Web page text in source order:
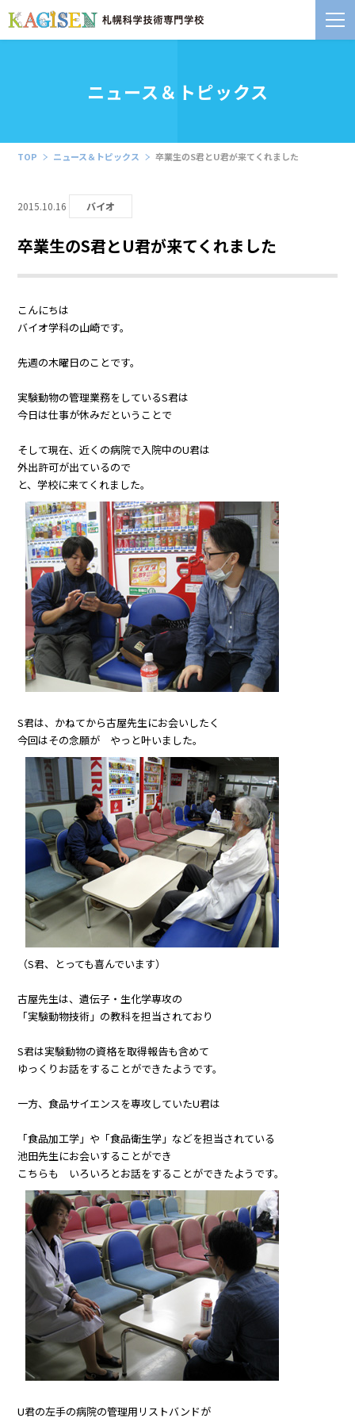
ニュース＆トピックス
TOP ニュース＆トピックス 卒業生のS君とU君が来てくれました
2015.10.16 バイオ
卒業生のS君とU君が来てくれました
こんにちは
バイオ学科の山崎です。
先週の木曜日のことです。
実験動物の管理業務をしているS君は
今日は仕事が休みだということで
そして現在、近くの病院で入院中のU君は
外出許可が出ているので
と、学校に来てくれました。
S君は、かねてから古屋先生にお会いしたく
今回はその念願が やっと叶いました。
（S君、とっても喜んでいます）
古屋先生は、遺伝子・生化学専攻の
「実験動物技術」の教科を担当されており
S君は実験動物の資格を取得報告も含めて
ゆっくりお話をすることができたようです。
一方、食品サイエンスを専攻していたU君は
「食品加工学」や「食品衛生学」などを担当されている
池田先生にお会いすることができ
こちらも いろいろとお話をすることができたようです。
U君の左手の病院の管理用リストバンドが